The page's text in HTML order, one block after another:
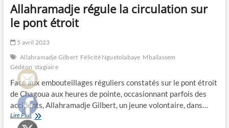
Allahramadje régule la circulation sur
le pont étroit
5 avril 2023
Allahramadje Gilbert Félicité Nguetolabaye Mbaïlassem
Gédéon stagiaire
Face aux embouteillages réguliers constatés sur le pont étroit
de Chagoua aux heures de pointe, occasionnant parfois des
accidents, Allahramadje Gilbert, un jeune volontaire, dans…
Lire PlusAllahramadje
régule